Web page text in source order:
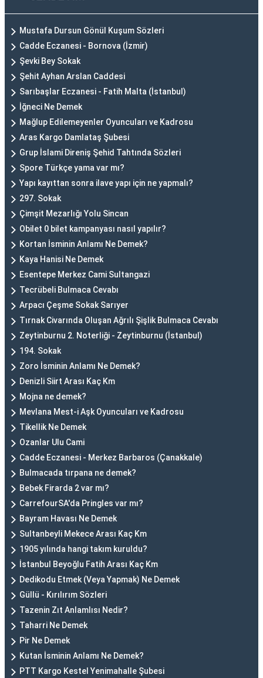
Mustafa Dursun Gönül Kuşum Sözleri
Cadde Eczanesi - Bornova (İzmir)
Şevki Bey Sokak
Şehit Ayhan Arslan Caddesi
Sarıbaşlar Eczanesi - Fatih Malta (İstanbul)
İğneci Ne Demek
Mağlup Edilemeyenler Oyuncuları ve Kadrosu
Aras Kargo Damlataş Şubesi
Grup İslami Direniş Şehid Tahtında Sözleri
Spore Türkçe yama var mı?
Yapı kayıttan sonra ilave yapı için ne yapmalı?
297. Sokak
Çimşit Mezarlığı Yolu Sincan
Obilet 0 bilet kampanyası nasıl yapılır?
Kortan İsminin Anlamı Ne Demek?
Kaya Hanisi Ne Demek
Esentepe Merkez Cami Sultangazi
Tecrübeli Bulmaca Cevabı
Arpacı Çeşme Sokak Sarıyer
Tırnak Civarında Oluşan Ağrılı Şişlik Bulmaca Cevabı
Zeytinburnu 2. Noterliği - Zeytinburnu (İstanbul)
194. Sokak
Zoro İsminin Anlamı Ne Demek?
Denizli Siirt Arası Kaç Km
Mojna ne demek?
Mevlana Mest-i Aşk Oyuncuları ve Kadrosu
Tikellik Ne Demek
Ozanlar Ulu Cami
Cadde Eczanesi - Merkez Barbaros (Çanakkale)
Bulmacada tırpana ne demek?
Bebek Firarda 2 var mı?
CarrefourSA'da Pringles var mı?
Bayram Havası Ne Demek
Sultanbeyli Mekece Arası Kaç Km
1905 yılında hangi takım kuruldu?
İstanbul Beyoğlu Fatih Arası Kaç Km
Dedikodu Etmek (Veya Yapmak) Ne Demek
Güllü - Kırılırım Sözleri
Tazenin Zıt Anlamlısı Nedir?
Taharri Ne Demek
Pir Ne Demek
Kutan İsminin Anlamı Ne Demek?
PTT Kargo Kestel Yenimahalle Şubesi